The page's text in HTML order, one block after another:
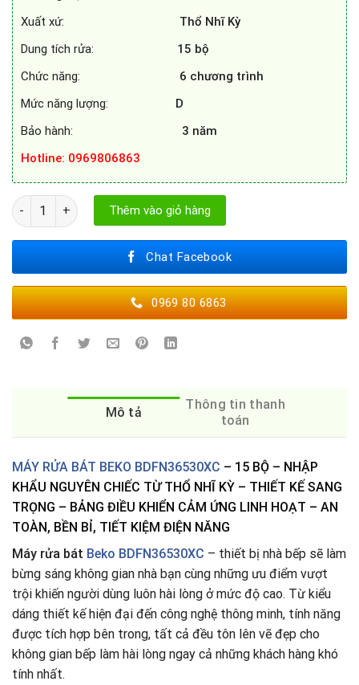
Xuất xứ: Thổ Nhĩ Kỳ
Dung tích rửa: 15 bộ
Chức năng: 6 chương trình
Mức năng lượng:
D
Bảo hành: 3 năm
Hotline: 0969806863
MÁY RỬA BÁT BEKO BDFN36530XC số lượng
Thêm vào giỏ hàng
Chat Facebook
0969 80 6863
Mô tả
Thông tin thanh
toán
MÁY RỬA BÁT BEKO BDFN36530XC – 15 BỘ – NHẬP
KHẨU NGUYÊN CHIẾC TỪ THỔ NHĨ KỲ – THIẾT KẾ SANG
TRỌNG – BẢNG ĐIỀU KHIỂN CẢM ỨNG LINH HOẠT – AN
TOÀN, BỀN BỈ, TIẾT KIỆM ĐIỆN NĂNG
Máy rửa bát Beko BDFN36530XC – thiết bị nhà bếp sẽ làm
bừng sáng không gian nhà bạn cùng những ưu điểm vượt
trội khiến người dùng luôn hài lòng ở mức độ cao. Từ kiểu
dáng thiết kế hiện đại đến công nghệ thông minh, tính năng
được tích hợp bên trong, tất cả đều tôn lên vẽ đẹp cho
không gian bếp làm hài lòng ngay cả những khách hàng khó
tính nhất.